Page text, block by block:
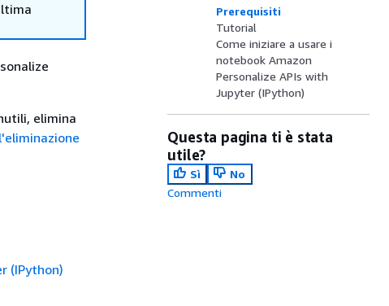
elimina
(IPython)
Prerequisiti
Tutorial
Come iniziare a usare i
notebook Amazon
Personalize APIs with
Jupyter (IPython)
Questa pagina ti è stata
utile?
Sì
No
Commenti